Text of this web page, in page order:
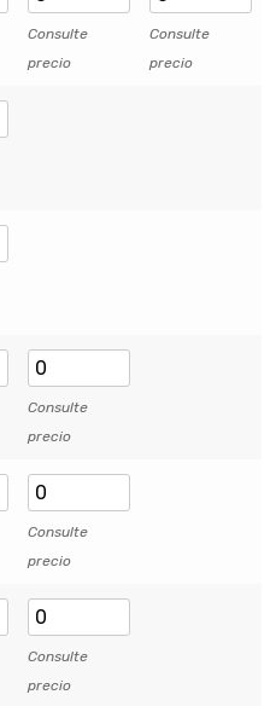
Consulte
precio
Consulte
precio
Consulte
precio
Consulte
precio
Consulte
precio